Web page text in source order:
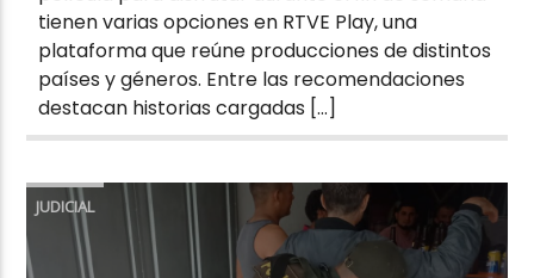
tienen varias opciones en RTVE Play, una
plataforma que reúne producciones de distintos
países y géneros. Entre las recomendaciones
destacan historias cargadas […]
JUDICIAL